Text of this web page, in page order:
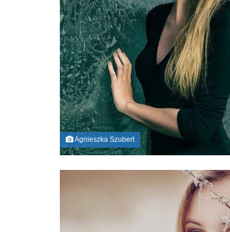
Agnieszka Szubert